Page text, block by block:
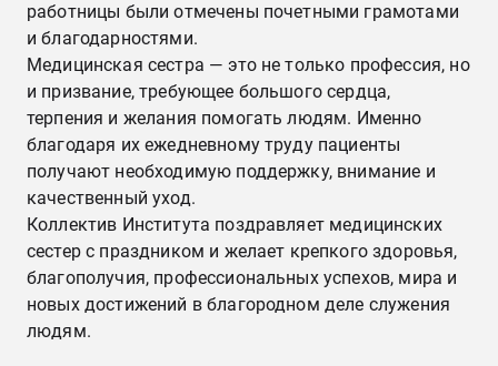
работницы были отмечены почетными грамотами
и благодарностями.
Медицинская сестра — это не только профессия, но
и призвание, требующее большого сердца,
терпения и желания помогать людям. Именно
благодаря их ежедневному труду пациенты
получают необходимую поддержку, внимание и
качественный уход.
Коллектив Института поздравляет медицинских
сестер с праздником и желает крепкого здоровья,
благополучия, профессиональных успехов, мира и
новых достижений в благородном деле служения
людям.